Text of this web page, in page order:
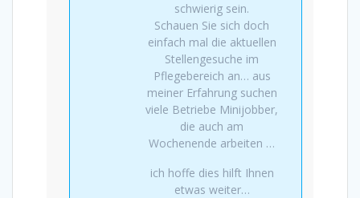
schwierig sein.
Schauen Sie sich doch
einfach mal die aktuellen
Stellengesuche im
Pflegebereich an… aus
meiner Erfahrung suchen
viele Betriebe Minijobber,
die auch am
Wochenende arbeiten …
ich hoffe dies hilft Ihnen
etwas weiter…